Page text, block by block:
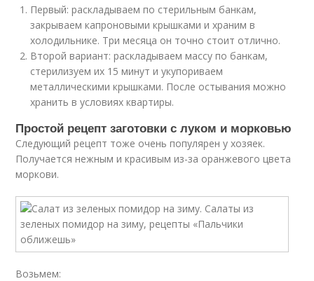
Первый: раскладываем по стерильным банкам,
закрываем капроновыми крышками и храним в
холодильнике. Три месяца он точно стоит отлично.
Второй вариант: раскладываем массу по банкам,
стерилизуем их 15 минут и укупориваем
металлическими крышками. После остывания можно
хранить в условиях квартиры.
Простой рецепт заготовки с луком и морковью
Следующий рецепт тоже очень популярен у хозяек.
Получается нежным и красивым из-за оранжевого цвета
моркови.
Возьмем: